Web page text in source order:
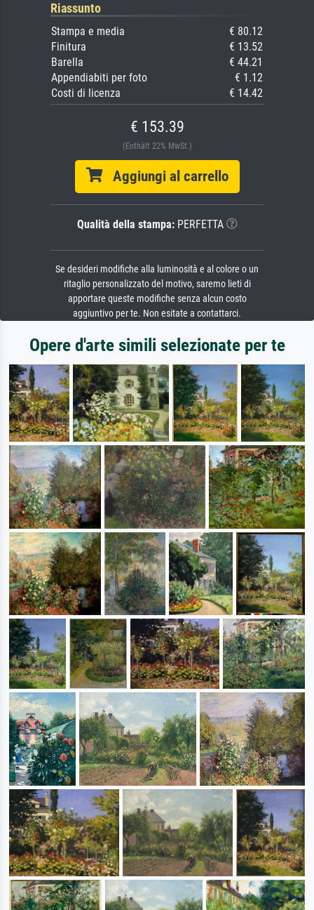
Riassunto
Stampa e media
€ 80.12
Finitura
€ 13.52
Barella
€ 44.21
Appendiabiti per foto
€ 1.12
Costi di licenza
€ 14.42
€ 153.39
(Enthält 22% MwSt.)
Aggiungi al carrello
Qualità della stampa:PERFETTA
Se desideri modifiche alla luminosità e al colore o un
ritaglio personalizzato del motivo, saremo lieti di
apportare queste modifiche senza alcun costo
aggiuntivo per te. Non esitate a contattarci.
Opere d'arte simili selezionate per te